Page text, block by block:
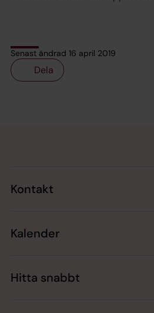
Senast ändrad 16 april 2019
Dela
Kontakt
Kalender
Hitta snabbt